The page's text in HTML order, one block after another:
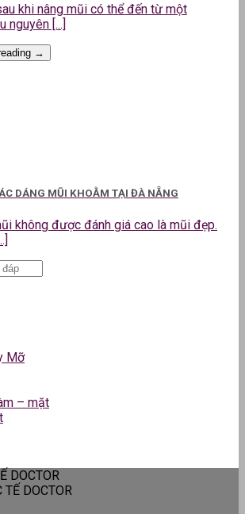
khi nâng mũi có thể đến từ một
nguyên [...]
→
DÁNG MŨI KHOẰM TẠI ĐÀ NẴNG
không được đánh giá cao là mũi đẹp.
Mỡ
– mặt
DOCTOR